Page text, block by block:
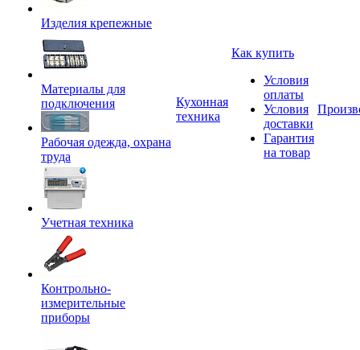
Изделия крепежные
Материалы для
подключения
Рабочая одежда, охрана
труда
Учетная техника
Контрольно-
измерительные
приборы
Кухонная
техника
Как купить
Условия
оплаты
Условия
доставки
Гарантия
на товар